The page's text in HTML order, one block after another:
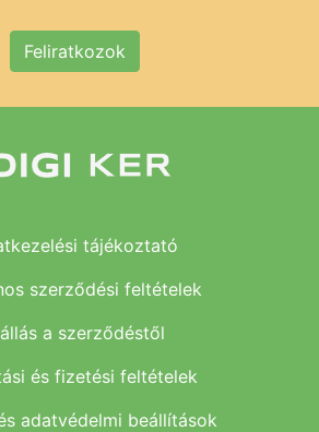
Feliratkozok
tájékoztató
szerződési feltételek
a szerződéstől
és fizetési feltételek
adatvédelmi beállítások